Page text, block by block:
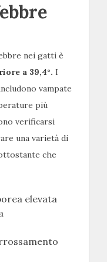
nei gatti è
a 39,4°. I
vampate
più
verificarsi
una varietà di
che
elevata